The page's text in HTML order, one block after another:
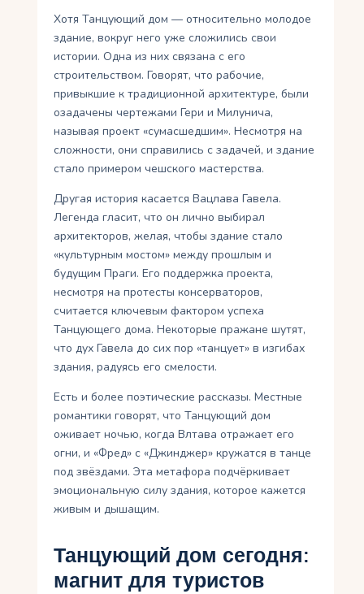
Хотя Танцующий дом — относительно молодое
здание, вокруг него уже сложились свои
истории. Одна из них связана с его
строительством. Говорят, что рабочие,
привыкшие к традиционной архитектуре, были
озадачены чертежами Гери и Милунича,
называя проект «сумасшедшим». Несмотря на
сложности, они справились с задачей, и здание
стало примером чешского мастерства.
Другая история касается Вацлава Гавела.
Легенда гласит, что он лично выбирал
архитекторов, желая, чтобы здание стало
«культурным мостом» между прошлым и
будущим Праги. Его поддержка проекта,
несмотря на протесты консерваторов,
считается ключевым фактором успеха
Танцующего дома. Некоторые пражане шутят,
что дух Гавела до сих пор «танцует» в изгибах
здания, радуясь его смелости.
Есть и более поэтические рассказы. Местные
романтики говорят, что Танцующий дом
оживает ночью, когда Влтава отражает его
огни, и «Фред» с «Джинджер» кружатся в танце
под звёздами. Эта метафора подчёркивает
эмоциональную силу здания, которое кажется
живым и дышащим.
Танцующий дом сегодня:
магнит для туристов